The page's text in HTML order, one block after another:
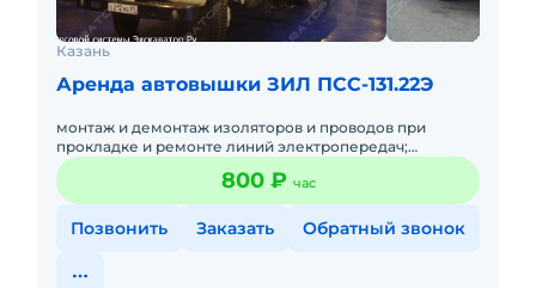
Казань
Аренда автовышки ЗИЛ ПСС-131.22Э
монтаж и демонтаж изоляторов и проводов при
прокладке и ремонте линий электропередач;
обслуживание опор уличного освещения с заменой
электроламп;
800 ₽ час
Позвонить Заказать Обратный звонок